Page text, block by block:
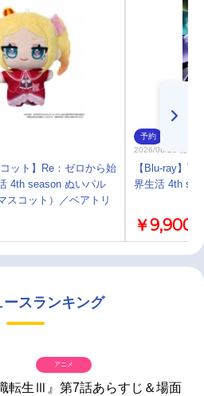
コット】Re：ゼロから始
4th season ぬいパル
スコット）／ベアトリ
予約
2026/08/26 発売
【Blu-ray】
界生活 4th
￥9,900
ースランキング
職転生Ⅲ』第7話あらすじ＆場面
アニメ